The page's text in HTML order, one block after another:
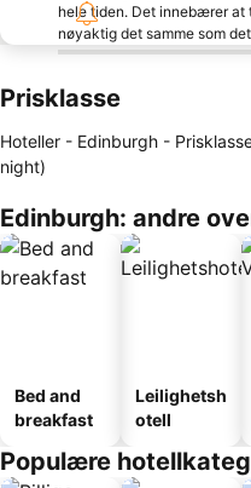
hele tiden. Det innebærer at
nøyaktig det samme som
Prisklasse
Hoteller - Edinburgh -
night)
Edinburgh: andre
Bed and
breakfast
Leilighetsh
otell
Populære